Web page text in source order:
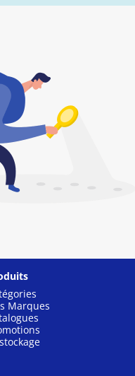
Marques